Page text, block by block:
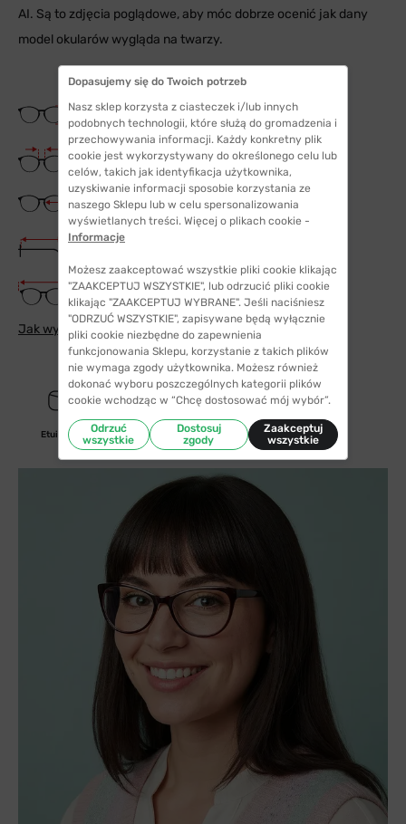
AI. Są to zdjęcia poglądowe, aby móc dobrze ocenić jak dany
model okularów wygląda na twarzy.
Wysokość soczewki
40 mm
Szerokość mostka
18 mm
Szerokość szkła
52 mm
Długość zauszników
Szerokość oprawki
136 mm
Jak wybrać odpowiedni rozmiar
Etui/woreczek
Dopasujemy się do Twoich potrzeb
Nasz sklep korzysta z ciasteczek i/lub innych
podobnych technologii, które służą do gromadzenia i
przechowywania informacji. Każdy konkretny plik
cookie jest wykorzystywany do określonego celu lub
celów, takich jak identyfikacja użytkownika,
uzyskiwanie informacji sposobie korzystania ze
naszego Sklepu lub w celu spersonalizowania
wyświetlanych treści. Więcej o plikach cookie -
Informacje
Możesz zaakceptować wszystkie pliki cookie klikając
"ZAAKCEPTUJ WSZYSTKIE", lub odrzucić pliki cookie
klikając "ZAAKCEPTUJ WYBRANE". Jeśli naciśniesz
"ODRZUĆ WSZYSTKIE", zapisywane będą wyłącznie
pliki cookie niezbędne do zapewnienia
funkcjonowania Sklepu, korzystanie z takich plików
nie wymaga zgody użytkownika. Możesz również
dokonać wyboru poszczególnych kategorii plików
cookie wchodząc w “Chcę dostosować mój wybór”.
Odrzuć
wszystkie
Dostosuj
zgody
Zaakceptuj
wszystkie